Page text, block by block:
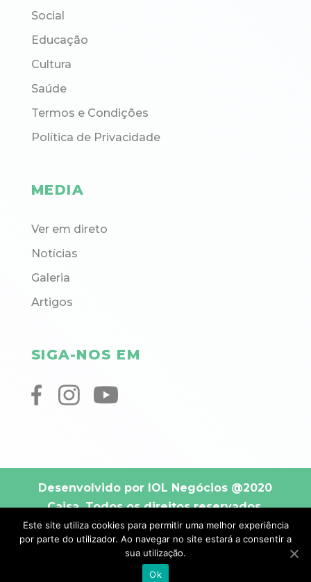
Social
Educação
Cultura
Saúde
Termos e Condições
Política de Privacidade
MEDIA
Ver em direto
Notícias
Galeria
Artigos
SIGA-NOS EM
Desenvolvido por IOL Negócios @2020
Caisa. Todos os direitos reservados.
Este site utiliza cookies para permitir uma melhor experiência
por parte do utilizador. Ao navegar no site estará a consentir a
sua utilização.
Ok